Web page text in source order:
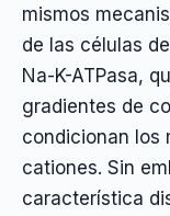
mismos
de las células
Na-K-ATPasa,
gradientes de
condicionan los
cationes. Sin
característica